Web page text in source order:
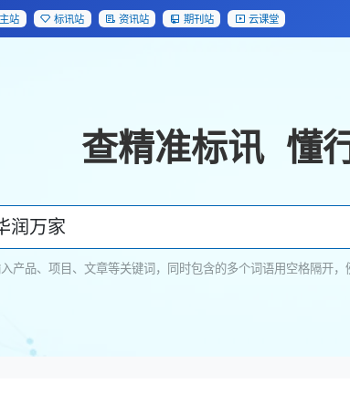
主站 标讯站 资讯站 期刊站 云课堂
查精准标讯 懂
产品、项目、文章等关键词，同时包含的多个词语用空格隔开